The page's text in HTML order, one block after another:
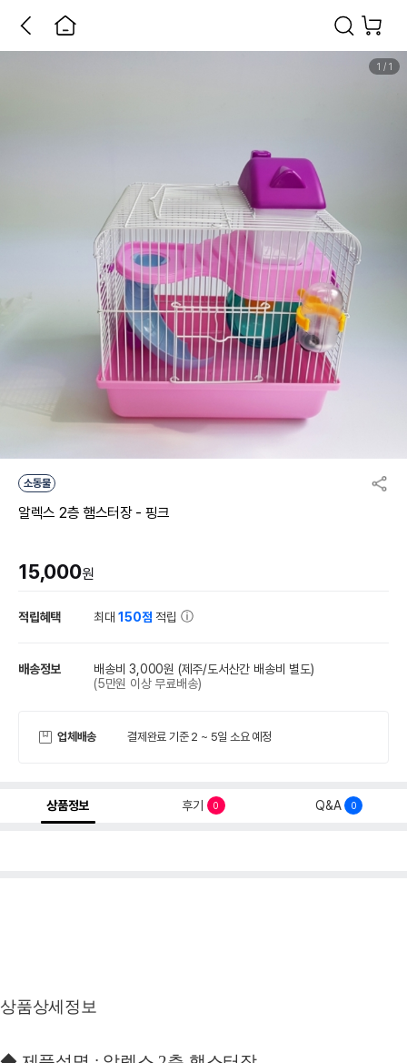
1 / 1
소동물
알렉스 2층 햄스터장 - 핑크
15,000원
적립혜택 최대150점 적립
배송정보 배송비 3,000원 (제주/도서산간 배송비 별도)
(5만원 이상 무료배송)
업체배송 결제완료 기준 2 ~ 5일 소요 예정
상품정보 후기 0 Q&A 0
상품상세정보